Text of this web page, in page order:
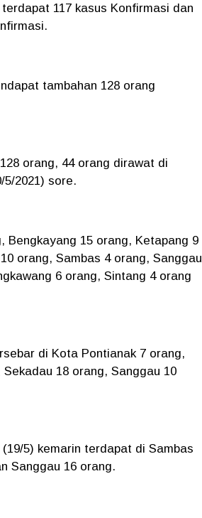
117 kasus Konfirmasi dan
tambahan 128 orang
orang, 44 orang dirawat di
2021) sore.
Bengkayang 15 orang, Ketapang 9
orang, Sambas 4 orang, Sanggau
6 orang, Sintang 4 orang
di Kota Pontianak 7 orang,
18 orang, Sanggau 10
5) kemarin terdapat di Sambas
Sanggau 16 orang.